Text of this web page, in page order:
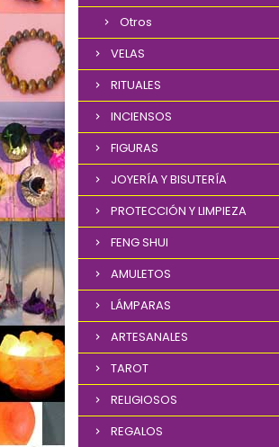
Otros
VELAS
RITUALES
INCIENSOS
FIGURAS
JOYERÍA Y BISUTERÍA
PROTECCIÓN Y LIMPIEZA
FENG SHUI
AMULETOS
LÁMPARAS
ARTESANALES
TAROT
RELIGIOSOS
REGALOS